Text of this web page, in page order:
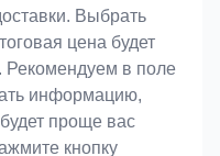
Выбрать
цена будет
Рекомендуем в поле
информацию,
проще вас
кнопку